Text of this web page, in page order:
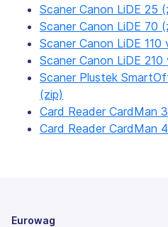
Scaner Canon LiDE 25
Scaner Canon LiDE 70
Scaner Canon LiDE 110
Scaner Canon LiDE 210
Scaner Plustek
(zip)
Card Reader CardMan
Card Reader CardMan
Eurowag